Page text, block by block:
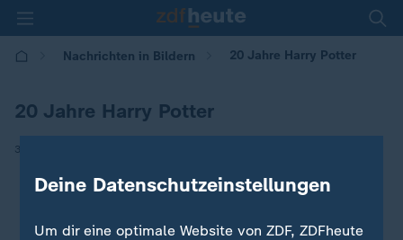
Nachrichten in Bildern 20 Jahre Harry Potter
20 Jahre Harry Potter
30.08.2018 | 15:10
Deine Datenschutzeinstellungen
Um dir eine optimale Website von ZDF, ZDFheute